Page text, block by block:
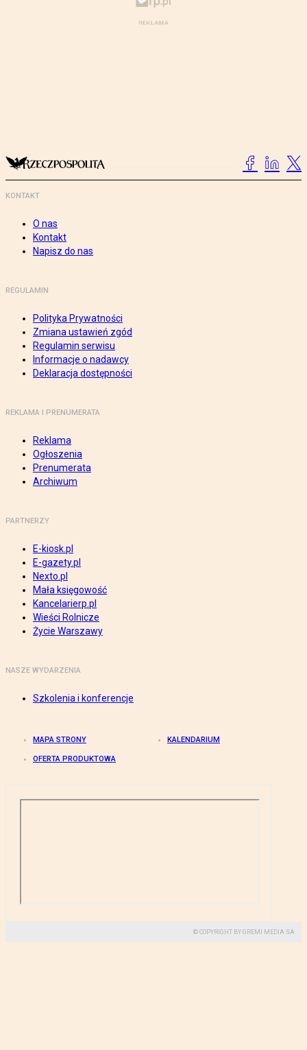
KONTAKT
O nas
Kontakt
Napisz do nas
REGULAMIN
Polityka Prywatności
Zmiana ustawień zgód
Regulamin serwisu
Informacje o nadawcy
Deklaracja dostępności
REKLAMA I PRENUMERATA
Reklama
Ogłoszenia
Prenumerata
Archiwum
PARTNERZY
E-kiosk.pl
E-gazety.pl
Nexto.pl
Mała księgowość
Kancelarierp.pl
Wieści Rolnicze
Życie Warszawy
NASZE WYDARZENIA
Szkolenia i konferencje
MAPA STRONY KALENDARIUM
OFERTA PRODUKTOWA
© COPYRIGHT BY GREMI MEDIA SA